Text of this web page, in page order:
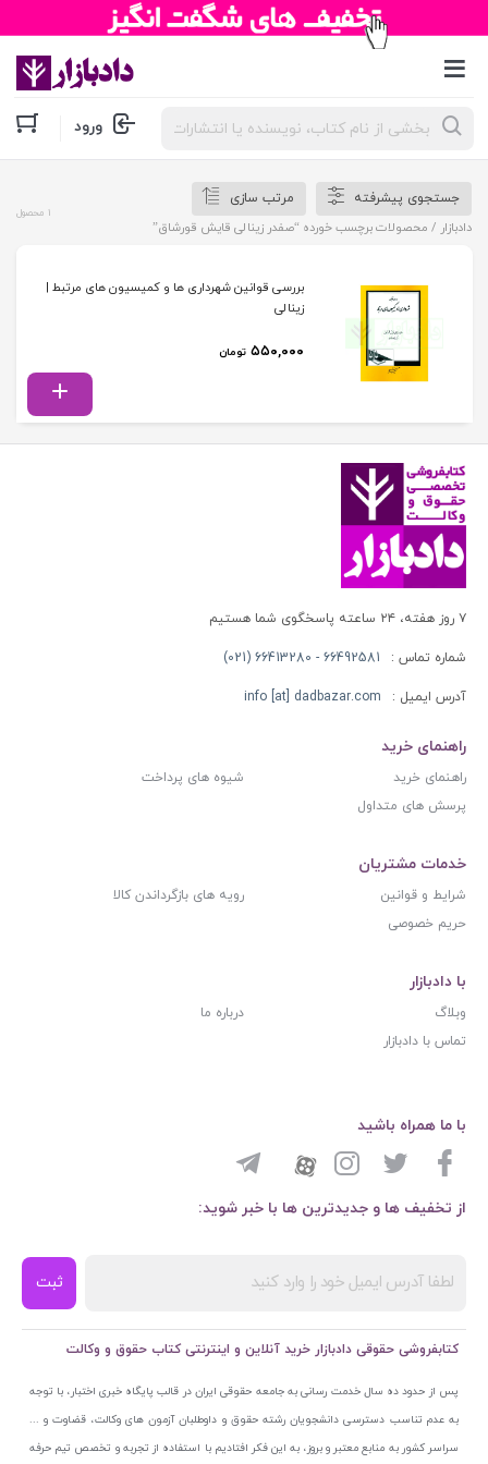
جستجوی
محصولات ورود
جستجوی پیشرفته
مرتب سازی
دادبازار / محصولات برچسب خورده “صفدر زینالی قایش قورشاق”
1 محصول
بررسی قوانین شهرداری ها و کمیسیون های مرتبط |
زینالی
۵۵۰,۰۰۰ تومان
۷ روز هفته، ۲۴ ساعته پاسخگوی شما هستیم
شماره تماس : 66492581 - 66413280 (021)
آدرس ایمیل : info [at] dadbazar.com
راهنمای خرید
راهنمای خرید
شیوه های پرداخت
پرسش های متداول
خدمات مشتریان
شرایط و قوانین
رویه های بازگرداندن کالا
حریم خصوصی
با دادبازار
وبلاگ
درباره ما
تماس با دادبازار
از تخفیف ها و جدیدترین ها با خبر شوید:
ثبت
با ما همراه باشید
کتابفروشی حقوقی دادبازار خرید آنلاین و اینترنتی کتاب حقوق و وکالت
پس از حدود ده سال خدمت رسانی به جامعه حقوقی ایران در قالب پایگاه خبری اختبار، با توجه
به عدم تناسب دسترسی دانشجویان رشته حقوق و داوطلبان آزمون های وکالت، قضاوت و ...
سراسر کشور به منابع معتبر و بروز، به این فکر افتادیم با استفاده از تجربه و تخصص تیم حرفه